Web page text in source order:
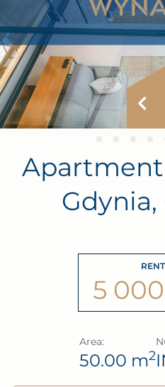
Apartment
Gdynia,
5
Area:
50.00 m2